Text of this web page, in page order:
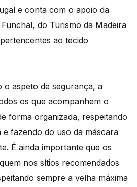
e conta com o apoio da
do Turismo da Madeira
ao tecido
o aspeto de segurança, a
os que acompanhem o
forma organizada, respeitando
e fazendo do uso da máscara
É ainda importante que os
nos sítios recomendados
sempre a velha máxima